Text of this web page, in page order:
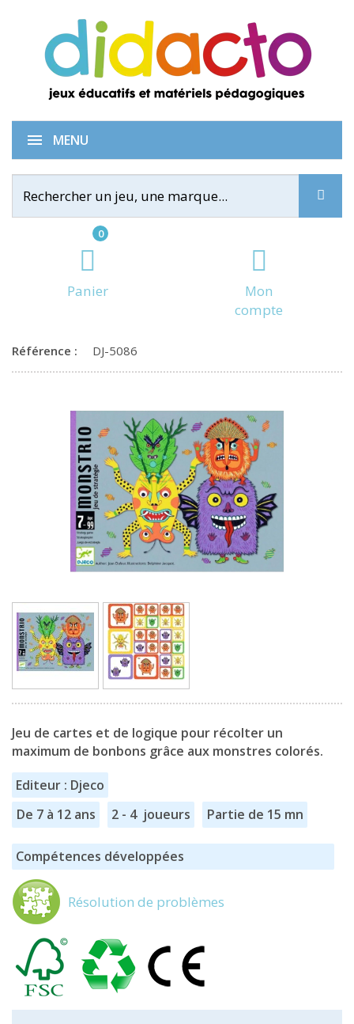
0
Panier
Mon
compte
MENU
Monstrio
Référence : DJ-5086
Jeu de cartes et de logique pour récolter un
maximum de bonbons grâce aux monstres colorés.
Editeur : Djeco
De 7 à 12 ans
2 - 4 joueurs Partie de 15 mn
Compétences développées
Résolution de problèmes